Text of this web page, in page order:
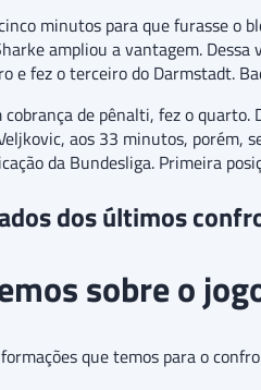
minutos para que furasse o
ampliou a vantagem.
e fez o terceiro do Darmstadt.
de pênalti, fez o
aos 33 minutos, porém,
da Bundesliga. Primeira
dos últimos
sobre o
que temos para o